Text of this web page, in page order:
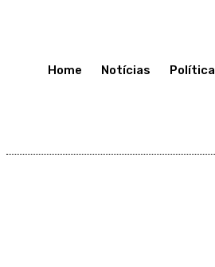
Home Notícias Política